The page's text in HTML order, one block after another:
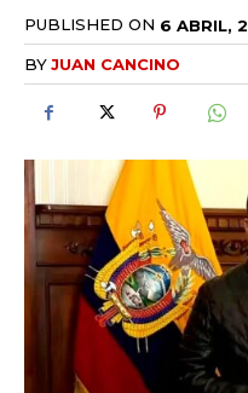
PUBLISHED ON 6 ABRIL,
BYJUAN CANCINO